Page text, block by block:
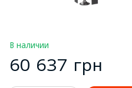
В наличии
60 637 грн